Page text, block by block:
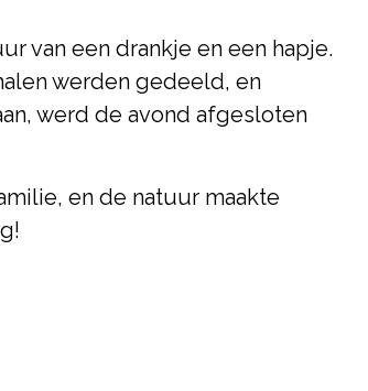
van een drankje en een hapje.
werden gedeeld, en
werd de avond afgesloten
en de natuur maakte